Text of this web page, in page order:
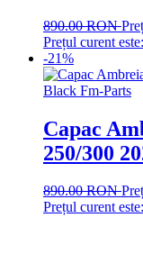
890.00RON
Prețul curent
-21%
Capac
250/300
890.00RON
Prețul curent